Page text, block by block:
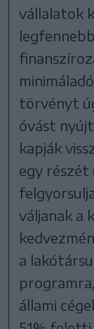
vállalatok
törvényt
óvást
kapják
egy
váljanak a
a
állami